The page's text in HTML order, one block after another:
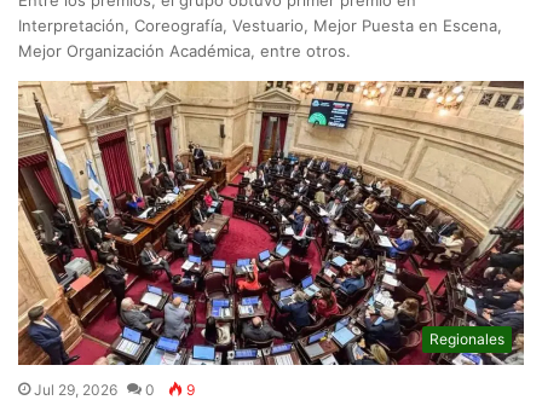
Interpretación, Coreografía, Vestuario, Mejor Puesta en Escena,
Mejor Organización Académica, entre otros.
Regionales
Jul 29, 2026 0 9